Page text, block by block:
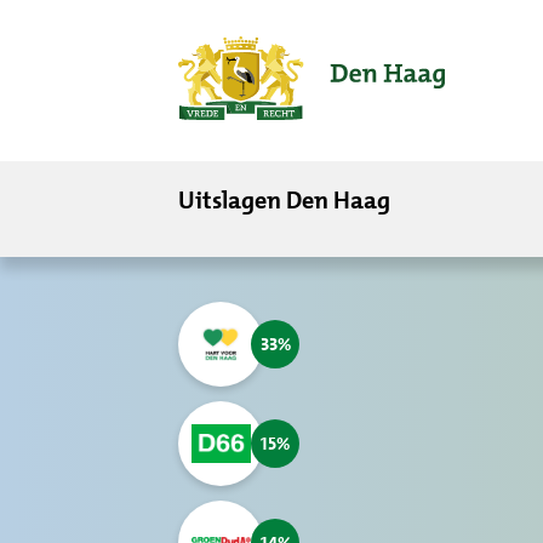
Uitslagen Den Haag
33
15